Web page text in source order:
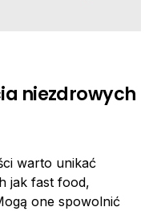
niezdrowych
warto unikać
jak fast food,
one spowolnić